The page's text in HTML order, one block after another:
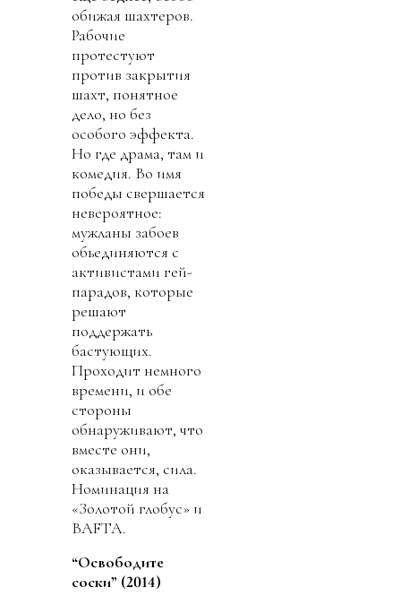
обижая шахтеров.
Рабочие
протестуют
против закрытия
шахт, понятное
дело, но без
особого эффекта.
Но где драма, там и
комедия. Во имя
победы свершается
невероятное:
мужланы забоев
обьединяются с
активистами гей-
парадов, которые
решают
поддержать
бастующих.
Проходит немного
времени, и обе
стороны
обнаруживают, что
вместе они,
оказывается, сила.
Номинация на
«Золотой глобус» и
BAFTA.
“Освободите
соски” (2014)